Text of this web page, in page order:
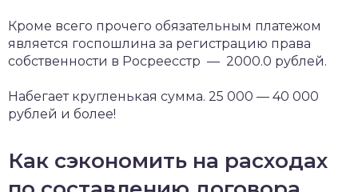
Кроме всего прочего обязательным платежом
является госпошлина за регистрацию права
собственности в Росреесстр — 2000.0 рублей.
Набегает кругленькая сумма. 25 000 — 40 000
рублей и более!
Как сэкономить на расходах